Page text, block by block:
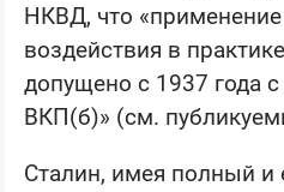
НКВД, что
воздействия в
допущено с 1937 года
ВКП(б)» (см.
Сталин, имея полный и